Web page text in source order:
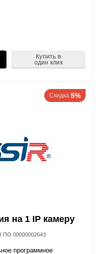
Купить в
один клик
Скидка 5%
на 1 IP камеру
ПО 00000002643
программное